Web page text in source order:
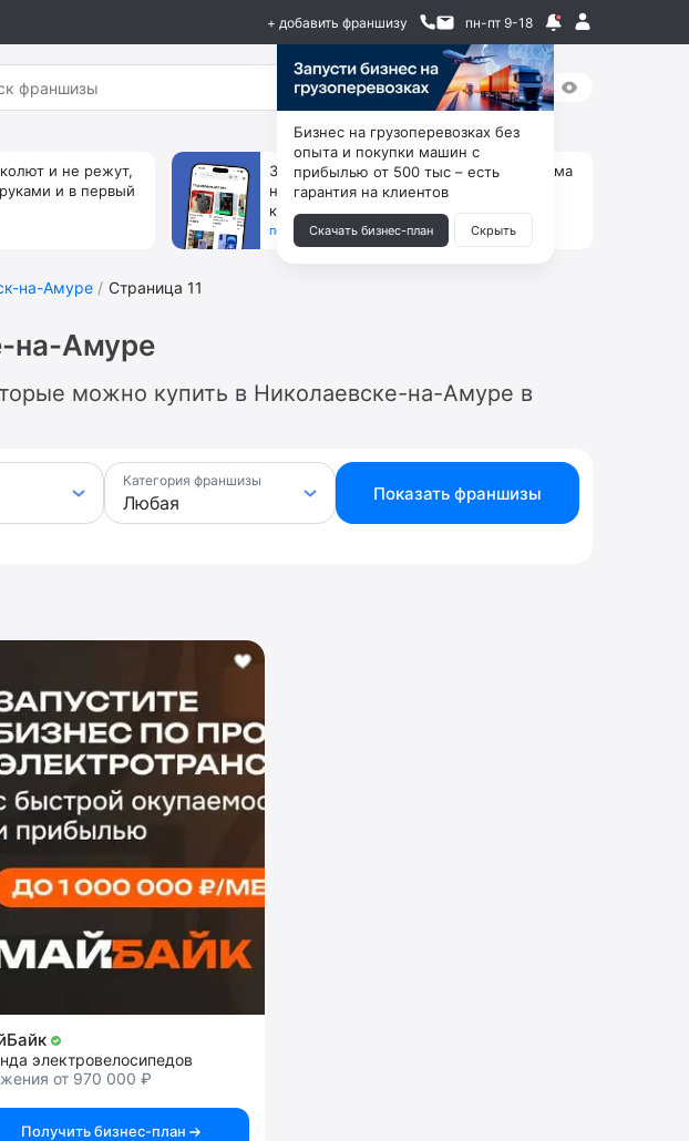
+ добавить франшизу пн-пт 9-18
и не режут,
и в первый
За 90 тыс. открой магазин на Авито, дома
ни коробок, ни товара, ни склада, зато
каждый месяц +125 тыс. чистыми
получить бизнес-план ↓
на-Амуре Страница 11
на-Амуре
можно купить в Николаевске-на-Амуре в
Категория франшизы
Показать франшизы
электровелосипедов
от 970 000 ₽
Получить бизнес-план
Бизнес на грузоперевозках без
опыта и покупки машин с
прибылью от 500 тыс – есть
гарантия на клиентов
Скачать бизнес-план Скрыть